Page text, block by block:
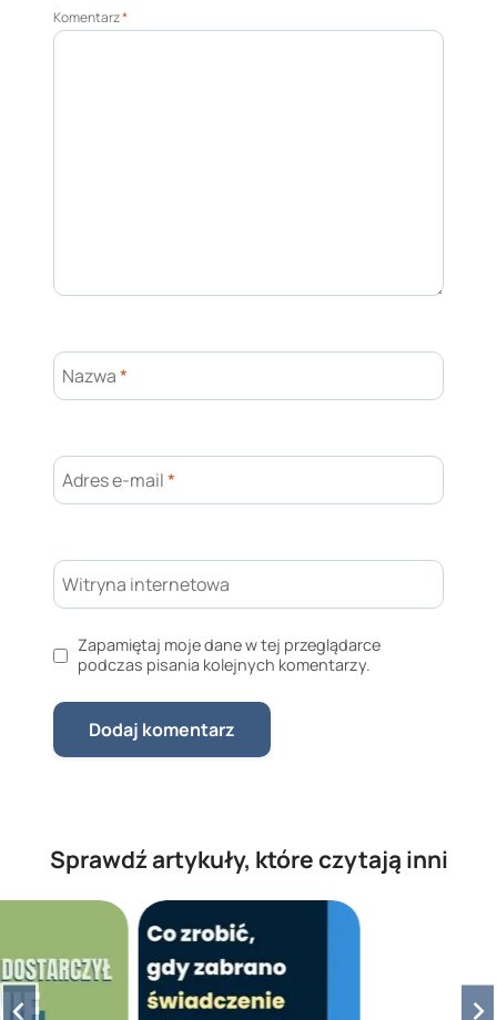
Komentarz*
Nazwa*
Adres e-mail*
Witryna internetowa
Zapamiętaj moje dane w tej przeglądarce
podczas pisania kolejnych komentarzy.
Sprawdź artykuły, które czytają inni